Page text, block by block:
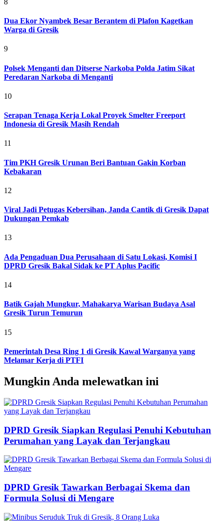
Dua Ekor Nyambek Besar Berantem di Plafon Kagetkan
Warga di Gresik
9
Polsek Menganti dan Ditserse Narkoba Polda Jatim Sikat
Peredaran Narkoba di Menganti
10
Serapan Tenaga Kerja Lokal Proyek Smelter Freeport
Indonesia di Gresik Masih Rendah
11
Tim PKH Gresik Urunan Beri Bantuan Gakin Korban
Kebakaran
12
Viral Jadi Petugas Kebersihan, Janda Cantik di Gresik Dapat
Dukungan Pemkab
13
Ada Pengaduan Dua Perusahaan di Satu Lokasi, Komisi I
DPRD Gresik Bakal Sidak ke PT Aplus Pacific
14
Batik Gajah Mungkur, Mahakarya Warisan Budaya Asal
Gresik Turun Temurun
15
Pemerintah Desa Ring 1 di Gresik Kawal Warganya yang
Melamar Kerja di PTFI
Mungkin Anda melewatkan ini
DPRD Gresik Siapkan Regulasi Penuhi Kebutuhan
Perumahan yang Layak dan Terjangkau
DPRD Gresik Tawarkan Berbagai Skema dan
Formula Solusi di Mengare